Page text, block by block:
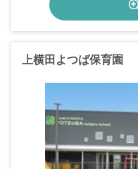
上横田よつば保育園